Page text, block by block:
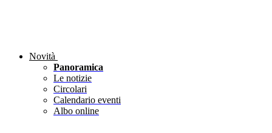
Novità
Panoramica
Le notizie
Circolari
Calendario eventi
Albo online